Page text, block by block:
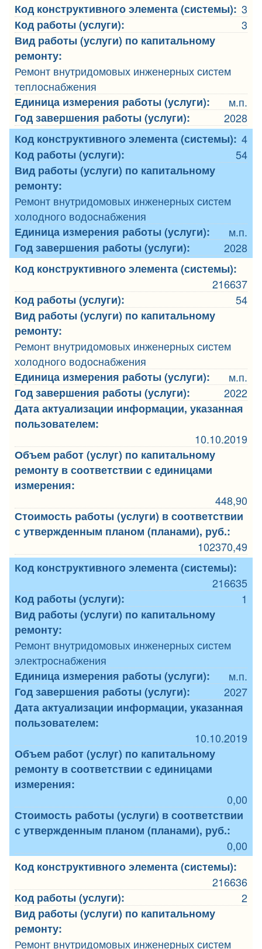
Код конструктивного элемента (системы): 3
Код работы (услуги):
3
Вид работы (услуги) по капитальному
ремонту:
Ремонт внутридомовых инженерных систем
теплоснабжения
Единица измерения работы (услуги):
м.п.
Год завершения работы (услуги):
2028
Код конструктивного элемента (системы): 4
Код работы (услуги):
54
Вид работы (услуги) по капитальному
ремонту:
Ремонт внутридомовых инженерных систем
холодного водоснабжения
Единица измерения работы (услуги):
м.п.
Год завершения работы (услуги):
2028
Код конструктивного элемента (системы):
216637
Код работы (услуги):
54
Вид работы (услуги) по капитальному
ремонту:
Ремонт внутридомовых инженерных систем
холодного водоснабжения
Единица измерения работы (услуги):
м.п.
Год завершения работы (услуги):
2022
Дата актуализации информации, указанная
пользователем:
10.10.2019
Объем работ (услуг) по капитальному
ремонту в соответствии с единицами
измерения:
448,90
Стоимость работы (услуги) в соответствии
с утвержденным планом (планами), руб.:
102370,49
Код конструктивного элемента (системы):
216635
Код работы (услуги):
1
Вид работы (услуги) по капитальному
ремонту:
Ремонт внутридомовых инженерных систем
электроснабжения
Единица измерения работы (услуги):
м.п.
Год завершения работы (услуги):
2027
Дата актуализации информации, указанная
пользователем:
10.10.2019
Объем работ (услуг) по капитальному
ремонту в соответствии с единицами
измерения:
0,00
Стоимость работы (услуги) в соответствии
с утвержденным планом (планами), руб.:
0,00
Код конструктивного элемента (системы):
216636
Код работы (услуги):
2
Вид работы (услуги) по капитальному
ремонту:
Ремонт внутридомовых инженерных систем